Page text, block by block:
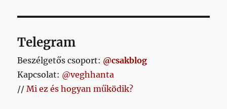
Telegram
Beszélgetős csoport: @csakblog
Kapcsolat: @veghhanta
//Mi ez és hogyan működik?